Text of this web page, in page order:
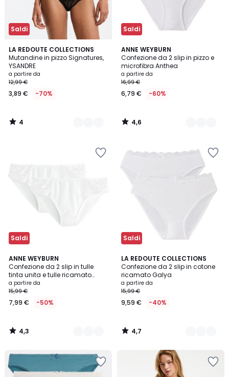
Saldi
LA REDOUTE COLLECTIONS
Mutandine in pizzo Signatures,
YSANDRE
a partire da
12,99 €
3,89 € -70%
4
/
5
3
Colori
4
/
Saldi
ANNE WEYBURN
Confezione da 2 slip in pizzo e
microfibra Anthea
a partire da
16,99 €
6,79 € -60%
4,6
/ 5
6
Colori
4,6
/
Saldi
ANNE WEYBURN
Confezione da 2 slip in tulle
tinta unita e tulle ricamato
Lyssa
a partire da
15,99 €
7,99 € -50%
4,3
/ 5
5
Colori
4,3
/
Saldi
LA REDOUTE COLLECTIONS
Confezione da 2 slip in cotone
ricamato Galya
a partire da
15,99 €
9,59 € -40%
4,7
/ 5
4
Colori
4,7
/